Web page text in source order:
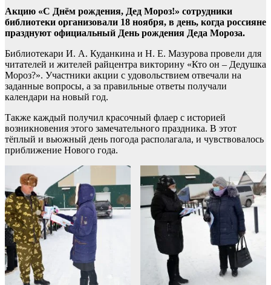
Акцию «С Днём рождения, Дед Мороз!» сотрудники
библиотеки организовали 18 ноября, в день, когда россияне
празднуют официальный День рождения Деда Мороза.
Библиотекари И. А. Куданкина и Н. Е. Мазурова провели для
читателей и жителей райцентра викторину «Кто он – Дедушка
Мороз?». Участники акции с удовольствием отвечали на
заданные вопросы, а за правильные ответы получали
календари на новый год.
Также каждый получил красочный флаер с историей
возникновения этого замечательного праздника. В этот
тёплый и вьюжный день погода располагала, и чувствовалось
приближение Нового года.